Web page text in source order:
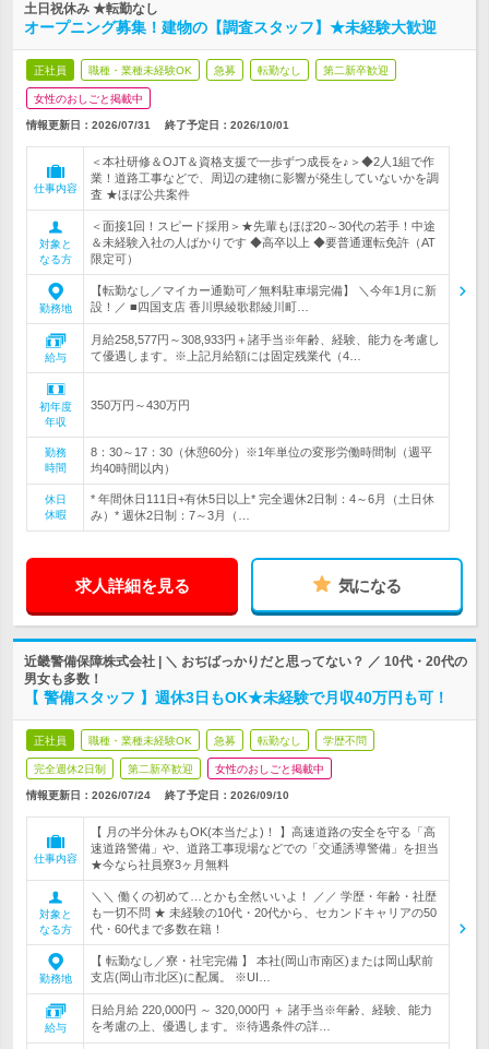
土日祝休み ★転勤なし
オープニング募集！建物の【調査スタッフ】★未経験大歓迎
正社員 職種・業種未経験OK 急募 転勤なし 第二新卒歓迎
女性のおしごと掲載中
情報更新日：2026/07/31 終了予定日： 2026/10/01
仕事内容
＜本社研修＆OJT＆資格支援で一歩ずつ成長を♪＞◆2人1組で作
業！道路工事などで、周辺の建物に影響が発生していないかを調
査 ★ほぼ公共案件
対象と
なる方
＜面接1回！スピード採用＞★先輩もほぼ20～30代の若手！中途
＆未経験入社の人ばかりです ◆高卒以上 ◆要普通運転免許（AT
限定可）
勤務地
【転勤なし／マイカー通勤可／無料駐車場完備】 ＼今年1月に新
設！／ ■四国支店 香川県綾歌郡綾川町…
給与
月給258,577円～308,933円＋諸手当※年齢、経験、能力を考慮し
て優遇します。※上記月給額には固定残業代（4…
初年度
年収
350万円～430万円
勤務
時間
8：30～17：30（休憩60分）※1年単位の変形労働時間制（週平
均40時間以内）
休日
休暇
* 年間休日111日+有休5日以上* 完全週休2日制：4～6月（土日休
み）* 週休2日制：7～3月（…
求人詳細を見る 気になる
近畿警備保障株式会社 | ＼ おぢばっかりだと思ってない？ ／ 10代・20代の
男女も多数！
【 警備スタッフ 】週休3日もOK★未経験で月収40万円も可！
正社員 職種・業種未経験OK 急募 転勤なし 学歴不問
完全週休2日制 第二新卒歓迎 女性のおしごと掲載中
情報更新日：2026/07/24 終了予定日： 2026/09/10
仕事内容
【 月の半分休みもOK(本当だよ)！ 】高速道路の安全を守る「高
速道路警備」や、道路工事現場などでの「交通誘導警備」を担当
★今なら社員寮3ヶ月無料
対象と
なる方
＼＼ 働くの初めて…とかも全然いいよ！ ／／ 学歴・年齢・社歴
も一切不問 ★ 未経験の10代・20代から、セカンドキャリアの50
代・60代まで多数在籍！
勤務地
【 転勤なし／寮・社宅完備 】 本社(岡山市南区)または岡山駅前
支店(岡山市北区)に配属。 ※UI…
給与
日給月給 220,000円 ～ 320,000円 ＋ 諸手当※年齢、経験、能力
を考慮の上、優遇します。※待遇条件の詳…